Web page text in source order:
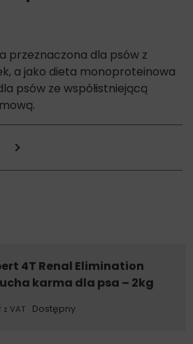
przeznaczona dla psów z
a jako dieta monoproteinowa
psów ze współistniejącą
Związki mineralne: cynk (siarczan
mg, żelazo (siarczan żelaza II
mangan (siarczan manganu
(siarczan miedzi II
4T Renal Elimination
karma dla psa – 2kg
z VAT Dostępny